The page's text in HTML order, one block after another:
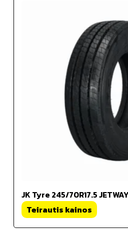
JK Tyre 245/70R17.5
Teirautis kainos